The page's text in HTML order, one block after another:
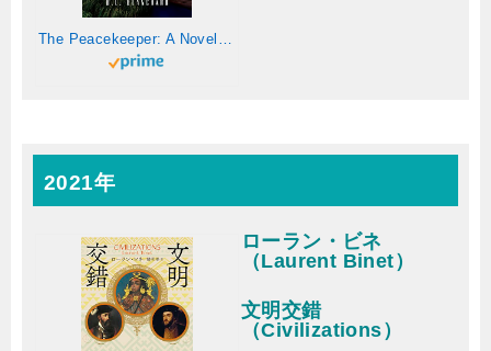
The Peacekeeper: A Novel (The Good Lands) (English Edition)
2021年
ローラン・ビネ
（Laurent Binet）
文明交錯
（Civilizations）